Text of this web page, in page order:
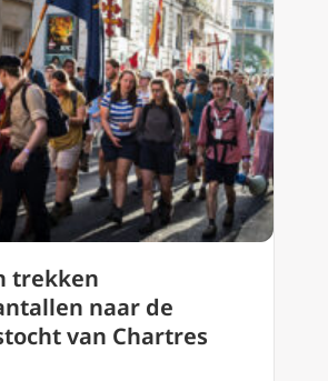
trekken
naar de
van Chartres